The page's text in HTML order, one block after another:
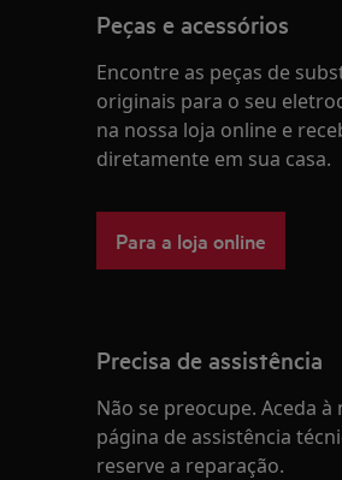
Peças e acessórios
Encontre as peças de
originais para o seu
na nossa loja online e
diretamente em sua casa.
Para a loja online
Precisa de assistência
Não se preocupe. Aceda à
página de assistência
reserve a reparação.